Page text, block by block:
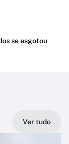
se esgotou
Ver tudo